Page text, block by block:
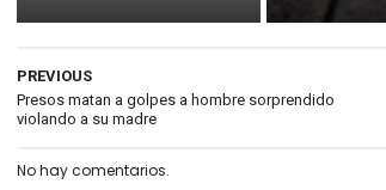
PREVIOUS
Presos matan a golpes a hombre sorprendido
violando a su madre
No hay comentarios.